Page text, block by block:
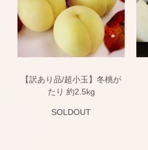
【訳あり品/超小玉】冬桃が
たり 約2.5kg
SOLDOUT